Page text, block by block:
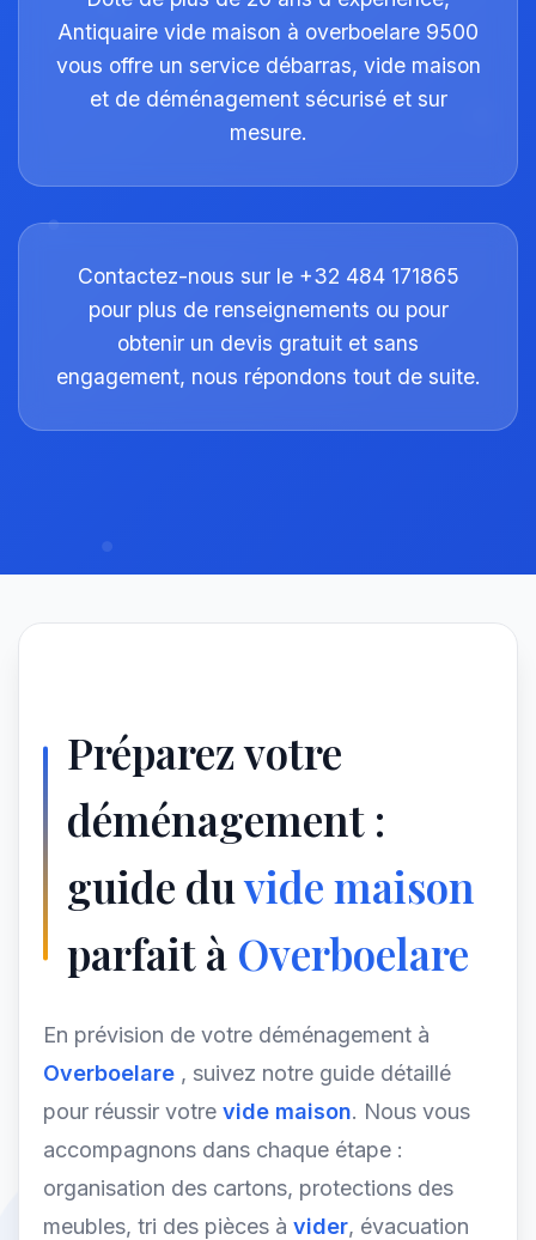
Antiquaire vide maison à overboelare 9500
vous offre un service débarras, vide maison
et de déménagement sécurisé et sur
mesure.
Contactez-nous sur le +32 484 171865
pour plus de renseignements ou pour
obtenir un devis gratuit et sans
engagement, nous répondons tout de suite.
Préparez votre
déménagement :
guide duvide maison
parfait à Overboelare
En prévision de votre déménagement à
Overboelare , suivez notre guide détaillé
pour réussir votre vide maison. Nous vous
accompagnons dans chaque étape :
organisation des cartons, protections des
meubles, tri des pièces à vider, évacuation